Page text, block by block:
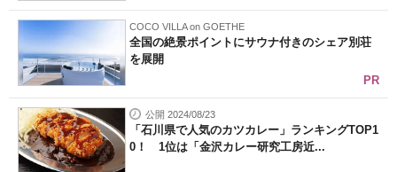
COCO VILLA on GOETHE
全国の絶景ポイントにサウナ付きのシェア別荘
を展開
PR
公開 2024/08/23
「石川県で人気のカツカレー」ランキングTOP1
0！ 1位は「金沢カレー研究工房近...